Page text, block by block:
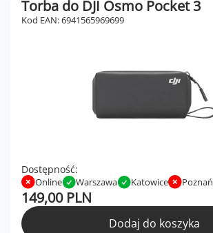
Torba do DJI Osmo Pocket 3
Kod EAN: 6941565969699
Dostępność:
Online Warszawa Katowice Poznań
149,00 PLN
Dodaj do koszyka